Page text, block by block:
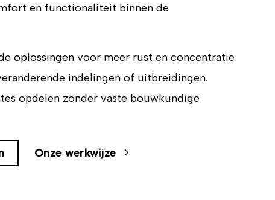
en functionaliteit binnen de
oplossingen voor meer rust en concentratie.
indelingen of uitbreidingen.
opdelen zonder vaste bouwkundige
Onze werkwijze